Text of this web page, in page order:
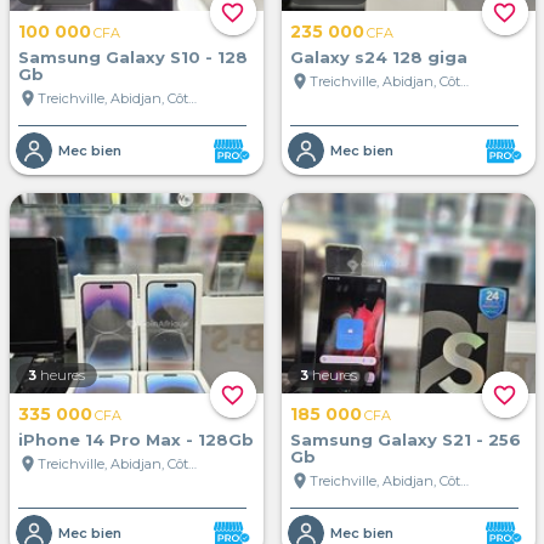
favorite_border
100 000CFA
Samsung Galaxy S10 - 128
Gb
location_on
Treichville, Abidjan, Côte d'Ivoire
Mec bien
favorite_border
235 000CFA
Galaxy s24 128 giga
location_on
Treichville, Abidjan, Côte d'Ivoire
Mec bien
favorite_border
3 heures
335 000CFA
iPhone 14 Pro Max - 128Gb
location_on
Treichville, Abidjan, Côte d'Ivoire
Mec bien
favorite_border
3 heures
185 000CFA
Samsung Galaxy S21 - 256
Gb
location_on
Treichville, Abidjan, Côte d'Ivoire
Mec bien